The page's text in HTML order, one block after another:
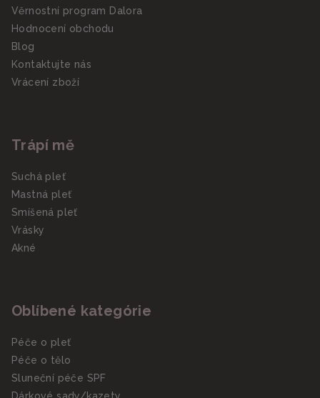
Věrnostní program Dalora
Hodnocení obchodu
Blog
Kontaktujte nás
Vrácení zboží
Trápí mě
Suchá pleť
Mastná pleť
Smíšená pleť
Vrásky
Akné
Oblíbené kategórie
Péče o pleť
Péče o tělo
Sluneční péče SPF
Dárkové sady/kazety